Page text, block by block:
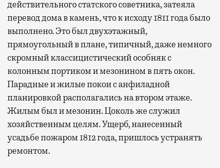
действительного статского советника, затеяла
перевод дома в камень, что к исходу 1811 года было
выполнено. Это был двухэтажный,
прямоугольный в плане, типичный, даже немного
скромный классицистический особняк с
колонным портиком и мезонином в пять окон.
Парадные и жилые покои с анфиладной
планировкой располагались на втором этаже.
Жилым был и мезонин. Цоколь же служил
хозяйственным целям. Ущерб, нанесенный
усадьбе пожаром 1812 года, пришлось устранять
ремонтом.